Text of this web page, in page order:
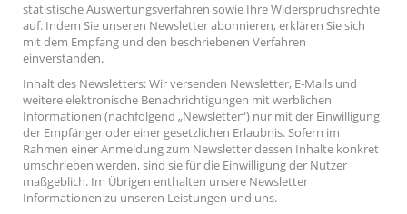
statistische Auswertungsverfahren sowie Ihre Widerspruchsrechte
auf. Indem Sie unseren Newsletter abonnieren, erklären Sie sich
mit dem Empfang und den beschriebenen Verfahren
einverstanden.
Inhalt des Newsletters: Wir versenden Newsletter, E-Mails und
weitere elektronische Benachrichtigungen mit werblichen
Informationen (nachfolgend „Newsletter“) nur mit der Einwilligung
der Empfänger oder einer gesetzlichen Erlaubnis. Sofern im
Rahmen einer Anmeldung zum Newsletter dessen Inhalte konkret
umschrieben werden, sind sie für die Einwilligung der Nutzer
maßgeblich. Im Übrigen enthalten unsere Newsletter
Informationen zu unseren Leistungen und uns.